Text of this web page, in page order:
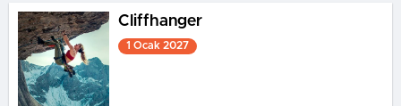
Cliffhanger
1 Ocak 2027